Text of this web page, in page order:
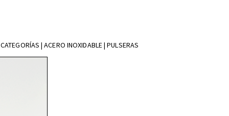
CATEGORÍAS | ACERO INOXIDABLE | PULSERAS